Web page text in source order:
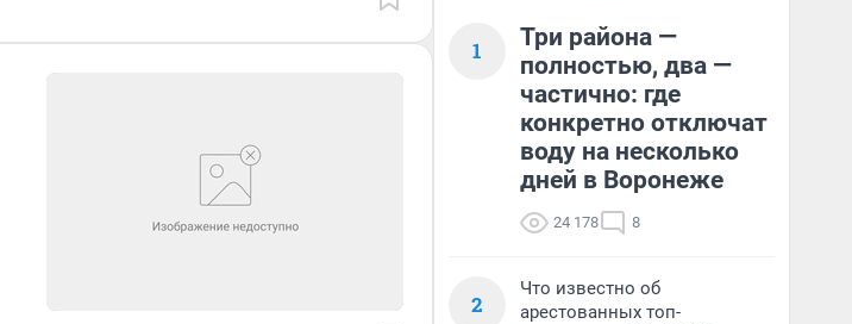
1
Три района —
полностью, два —
частично: где
конкретно отключат
воду на несколько
дней в Воронеже
24 178 8
2
Что известно об
арестованных топ-